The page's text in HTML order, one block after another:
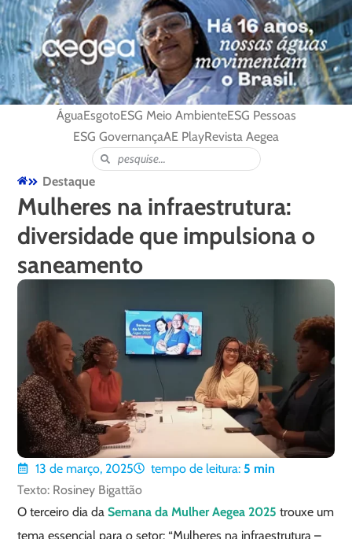
ÁguaEsgotoESG Meio AmbienteESG Pessoas
ESG GovernançaAE PlayRevista Aegea
Destaque
Mulheres na infraestrutura:
diversidade que impulsiona o
saneamento
13 de março, 2025 tempo de leitura: 5 min
Texto: Rosiney Bigattão
O terceiro dia daSemana da Mulher Aegea 2025 trouxe um
tema essencial para o setor: “Mulheres na infraestrutura –